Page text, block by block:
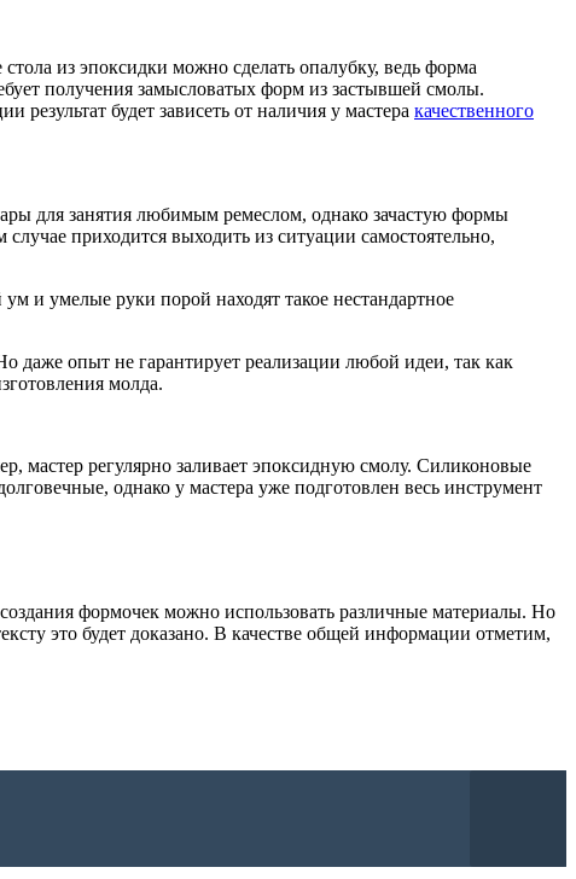
из эпоксидки можно сделать опалубку, ведь форма
получения замысловатых форм из застывшей смолы.
результат будет зависеть от наличия у мастера качественного
для занятия любимым ремеслом, однако зачастую формы
приходится выходить из ситуации самостоятельно,
и умелые руки порой находят такое нестандартное
даже опыт не гарантирует реализации любой идеи, так как
молда.
мастер регулярно заливает эпоксидную смолу. Силиконовые
однако у мастера уже подготовлен весь инструмент
формочек можно использовать различные материалы. Но
это будет доказано. В качестве общей информации отметим,